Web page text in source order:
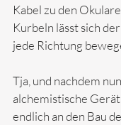
Kabel zu den
Kurbeln lässt sich
jede Richtung
Tja, und nachdem
alchemistische
endlich an den Bau